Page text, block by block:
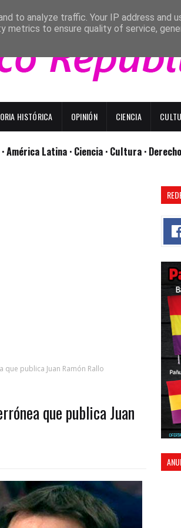
HISTÓRICA OPINIÓN CIENCIA
· América Latina · Ciencia · Cultura ·
publica Juan Ramón Rallo
que publica Juan
to analyze traffic. Your IP address and
metrics to ensure quality of service,